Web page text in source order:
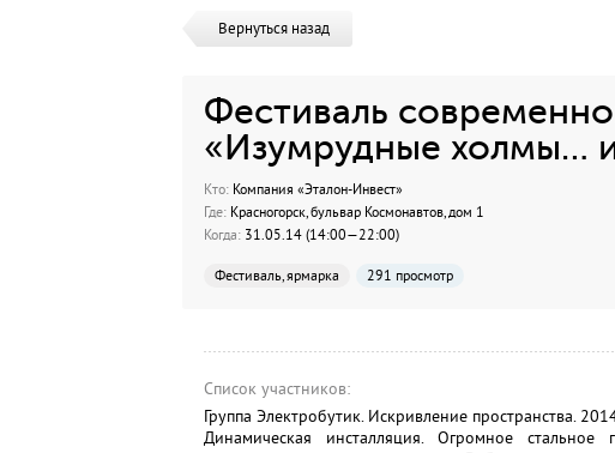
Вернуться назад
Фестиваль
«Изумрудные холмы…
Кто:Компания «Эталон-Инвест»
Где:Красногорск, бульвар Космонавтов, дом 1
Когда:31.05.14 (14:00—22:00)
Фестиваль, ярмарка 291 просмотр
Список участников:
Группа Электробутик. Искривление пространства.
Динамическая инсталляция. Огромное